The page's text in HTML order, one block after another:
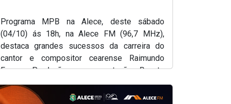
Programa MPB na Alece, deste sábado
(04/10) ás 18h, na Alece FM (96,7 MHz),
destaca grandes sucessos da carreira do
cantor e compositor cearense Raimundo
Fagner. Produção e apresentação, Renato
Abreu.